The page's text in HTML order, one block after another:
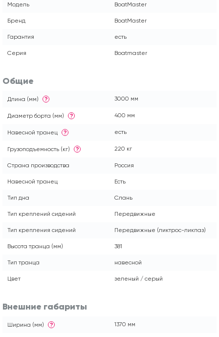
Модель BoatMaster
Бренд BoatMaster
Гарантия есть
Серия Boatmaster
Общие
Длина (мм) ? 3000 мм
Диаметр борта (мм) ? 400 мм
Навесной транец ? есть
Грузоподъемность (кг) ? 220 кг
Страна производства Россия
Навесной транец Есть
Тип дна Слань
Тип креплений сидений Передвижные
Тип крепления сидений Передвижные (ликтрос-ликпаз)
Высота транца (мм) 381
Тип транца навесной
Цвет зеленый / серый
Внешние габариты
Ширина (мм) ? 1370 мм